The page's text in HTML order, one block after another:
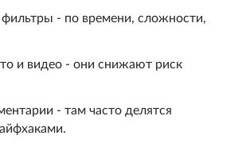
фильтры - по времени, сложности,
и видео - они снижают риск
- там часто делятся